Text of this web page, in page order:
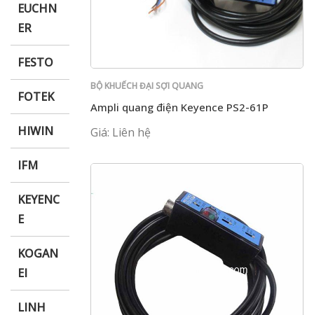
EUCHN
ER
FESTO
FOTEK
HIWIN
IFM
KEYENC
E
KOGAN
EI
LINH
BỘ KHUẾCH ĐẠI SỢI QUANG
Ampli quang điện Keyence PS2-61P
Giá: Liên hệ